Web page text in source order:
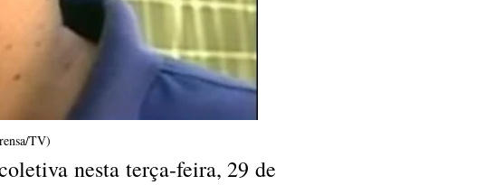
TV)
nesta terça-feira, 29 de